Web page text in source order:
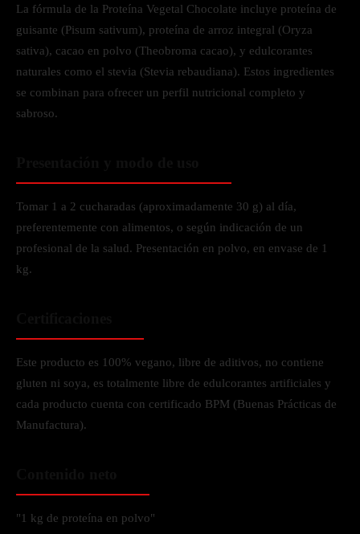
La fórmula de la Proteína Vegetal Chocolate incluye proteína de
guisante (Pisum sativum), proteína de arroz integral (Oryza
sativa), cacao en polvo (Theobroma cacao), y edulcorantes
naturales como el stevia (Stevia rebaudiana). Estos ingredientes
se combinan para ofrecer un perfil nutricional completo y
sabroso.
Tomar 1 a 2 cucharadas (aproximadamente 30 g) al día,
preferentemente con alimentos, o según indicación de un
profesional de la salud. Presentación en polvo, en envase de 1
kg.
Este producto es 100% vegano, libre de aditivos, no contiene
gluten ni soya, es totalmente libre de edulcorantes artificiales y
cada producto cuenta con certificado BPM (Buenas Prácticas de
Manufactura).
"1 kg de proteína en polvo"